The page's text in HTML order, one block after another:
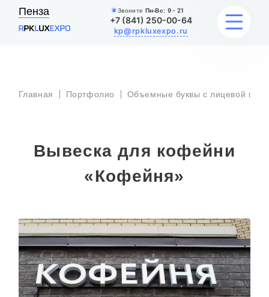
Пенза Звоните Пн-Вс: 9 - 21
+7 (841) 250-00-64
kp@rpkluxexpo.ru
УСЛУГИ
АКЦИИ
Главная Портфолио Объемные буквы с лицевой
Вывеска для кофейни
«Кофейня»